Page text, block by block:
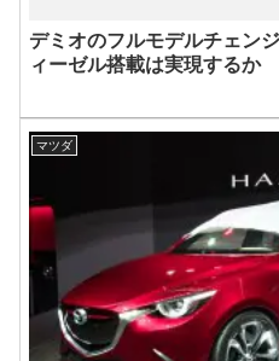
デミオのフルモデルチェン
ィーゼル搭載は実現するか
マツダ